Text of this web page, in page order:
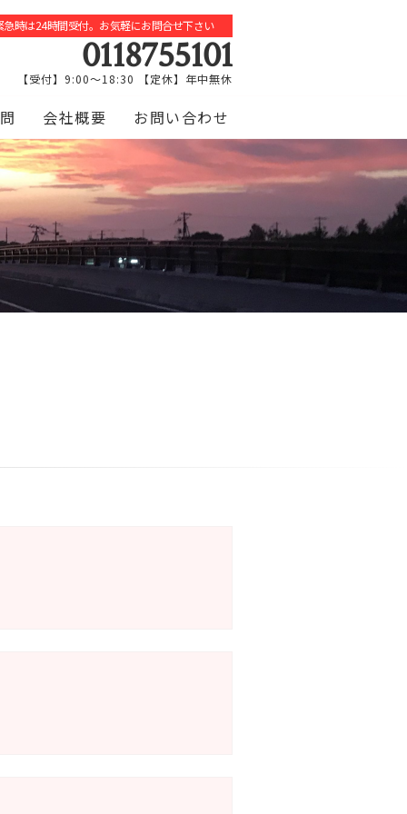
急時は24時間受付。お気軽にお問合せ下さい
0118755101
【受付】9:00～18:30 【定休】年中無休
会社概要 お問い合わせ